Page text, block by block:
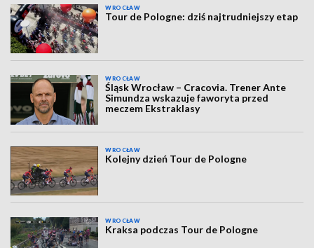
WROCŁAW
Tour de Pologne: dziś najtrudniejszy etap
WROCŁAW
Śląsk Wrocław – Cracovia. Trener Ante
Simundza wskazuje faworyta przed
meczem Ekstraklasy
WROCŁAW
Kolejny dzień Tour de Pologne
WROCŁAW
Kraksa podczas Tour de Pologne